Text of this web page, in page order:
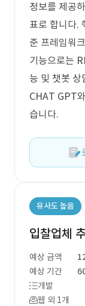
정보를 제공
표로 합니다.
준 프레임워
기능으로는
능 및 챗봇 상
CHAT GPT
습니다.
유사도 높음
입찰업체
예상 금액
예상 기간
개발
웹 외 1개